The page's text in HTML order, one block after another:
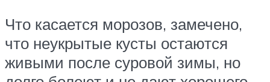
Что касается морозов, замечено,
что неукрытые кусты остаются
живыми после суровой зимы, но